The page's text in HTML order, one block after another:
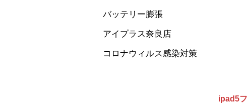
バッテリー膨張
アイプラス奈良店
コロナウィルス感染対策
ipad5